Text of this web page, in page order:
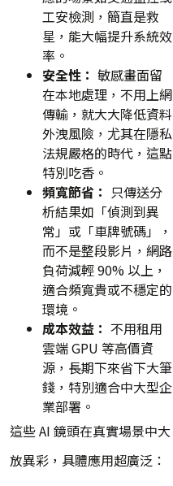
工安檢測，簡直是救
星，能大幅提升系統效
率。
安全性： 敏感畫面留
在本地處理，不用上網
傳輸，就大大降低資料
外洩風險，尤其在隱私
法規嚴格的時代，這點
特別吃香。
頻寬節省： 只傳送分
析結果如「偵測到異
常」或「車牌號碼」，
而不是整段影片，網路
負荷減輕 90% 以上，
適合頻寬貴或不穩定的
環境。
成本效益： 不用租用
雲端 GPU 等高價資
源，長期下來省下大筆
錢，特別適合中大型企
業部署。
這些 AI 鏡頭在真實場景中大
放異彩，具體應用超廣泛：